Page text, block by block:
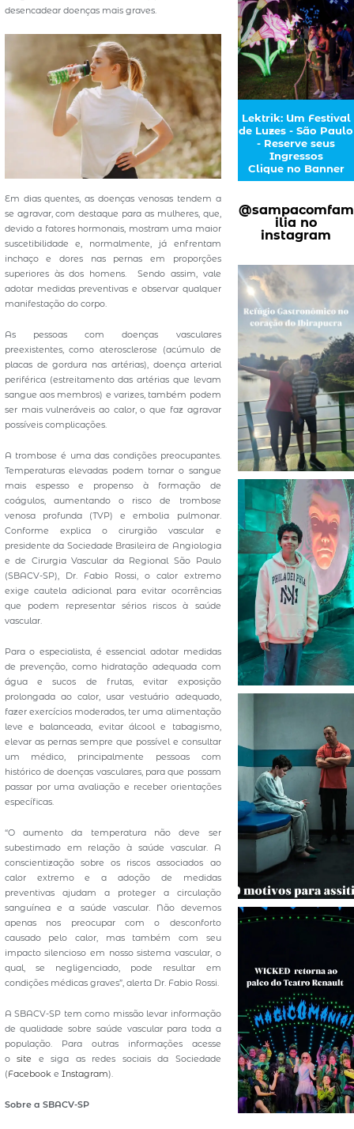
desencadear doenças mais graves.
Em dias quentes, as doenças venosas tendem a
se agravar, com destaque para as mulheres, que,
devido a fatores hormonais, mostram uma maior
suscetibilidade e, normalmente, já enfrentam
inchaço e dores nas pernas em proporções
superiores às dos homens. Sendo assim, vale
adotar medidas preventivas e observar qualquer
manifestação do corpo.
As pessoas com doenças vasculares
preexistentes, como aterosclerose (acúmulo de
placas de gordura nas artérias), doença arterial
periférica (estreitamento das artérias que levam
sangue aos membros) e varizes, também podem
ser mais vulneráveis ao calor, o que faz agravar
possíveis complicações.
A trombose é uma das condições preocupantes.
Temperaturas elevadas podem tornar o sangue
mais espesso e propenso à formação de
coágulos, aumentando o risco de trombose
venosa profunda (TVP) e embolia pulmonar.
Conforme explica o cirurgião vascular e
presidente da Sociedade Brasileira de Angiologia
e de Cirurgia Vascular da Regional São Paulo
(SBACV-SP), Dr. Fabio Rossi, o calor extremo
exige cautela adicional para evitar ocorrências
que podem representar sérios riscos à saúde
vascular.
Para o especialista, é essencial adotar medidas
de prevenção, como hidratação adequada com
água e sucos de frutas, evitar exposição
prolongada ao calor, usar vestuário adequado,
fazer exercícios moderados, ter uma alimentação
leve e balanceada, evitar álcool e tabagismo,
elevar as pernas sempre que possível e consultar
um médico, principalmente pessoas com
histórico de doenças vasculares, para que possam
passar por uma avaliação e receber orientações
específicas.
“O aumento da temperatura não deve ser
subestimado em relação à saúde vascular. A
conscientização sobre os riscos associados ao
calor extremo e a adoção de medidas
preventivas ajudam a proteger a circulação
sanguínea e a saúde vascular. Não devemos
apenas nos preocupar com o desconforto
causado pelo calor, mas também com seu
impacto silencioso em nosso sistema vascular, o
qual, se negligenciado, pode resultar em
condições médicas graves”, alerta Dr. Fabio Rossi.
A SBACV-SP tem como missão levar informação
de qualidade sobre saúde vascular para toda a
população. Para outras informações acesse
osite e siga as redes sociais da Sociedade
(Facebooke Instagram).
Sobre a SBACV-SP
Lektrik: Um Festival
de Luzes - São Paulo
- Reserve seus
Ingressos
Clique no Banner
@sampacomfam
ilia no
instagram